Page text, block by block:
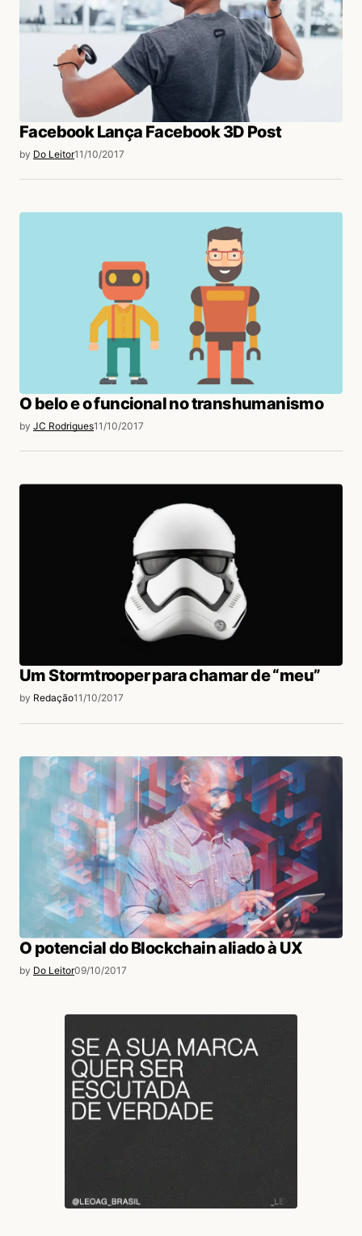
Facebook Lança Facebook 3D Post
by Do Leitor11/10/2017
O belo e o funcional no transhumanismo
by JC Rodrigues11/10/2017
Um Stormtrooper para chamar de “meu”
by Redação11/10/2017
O potencial do Blockchain aliado à UX
by Do Leitor09/10/2017